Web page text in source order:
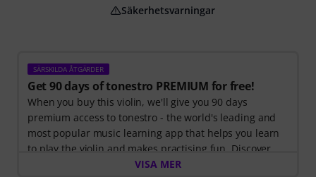
SÄRSKILDA ÅTGÄRDER
Get 90 days of tonestro PREMIUM for free!
When you buy this violin, we'll give you 90 days
premium access to tonestro - the world's leading and
most popular music learning app that helps you learn
to play the violin and makes practising fun. Discover
the world of music with60 interactive step-by-step
VISA MER
Säkerhetsvarningar